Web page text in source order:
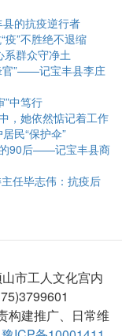
县的抗疫逆行者
疫”不胜绝不退缩
系群众守净土
官”——记宝丰县李庄
”中笃行
，她依然惦记着工作
民“保护伞”
的90后——记宝丰县商
任毕志伟：抗疫后
市工人文化宫内
构建推广、日常维